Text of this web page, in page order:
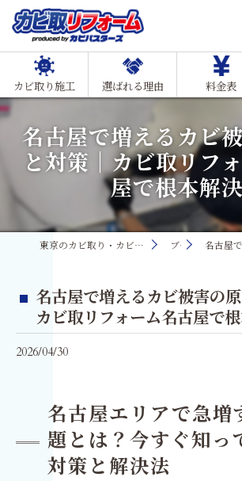
カビ取り施工 選ばれる理由 料金表
名古屋で増えるカビ
と対策｜カビ取リフ
屋で根本解決
東京のカビ取り・カビ対策ならMIST工法®カビ取リフォーム ブログ 名古屋で増えるカビ
名古屋で増えるカビ被害の原
カビ取リフォーム名古屋で
2026/04/30
名古屋エリアで急増
題とは？今すぐ知っ
対策と解決法